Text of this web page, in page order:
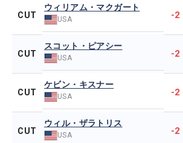
CUT
ウィリアム・マクガート
USA -2
CUT
スコット・ピアシー
USA -2
CUT
ケビン・キスナー
USA -2
CUT
ウィル・ザラトリス
USA -2